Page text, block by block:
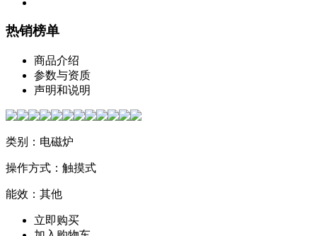
热销榜单
商品介绍
参数与资质
声明和说明
类别：电磁炉
操作方式：触摸式
能效：其他
立即购买